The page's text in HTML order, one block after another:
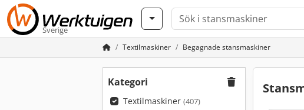
Sverige
Textilmaskiner Begagnade stansmaskiner
Kategori
Textilmaskiner (407)